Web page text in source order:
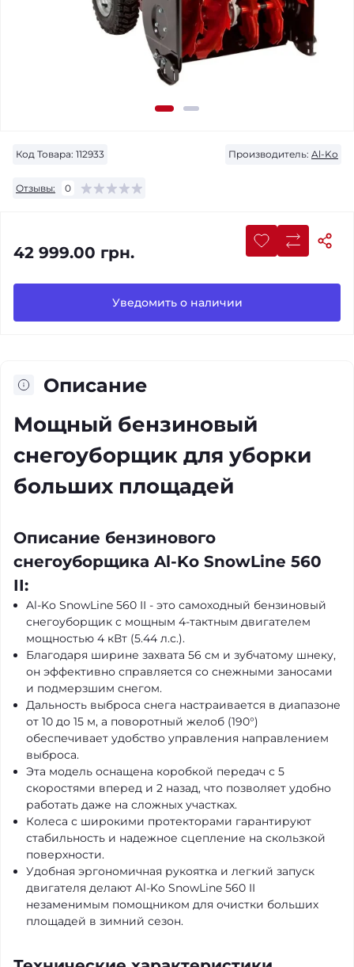
Код Товара: 112933 Производитель: Al-Ko
Отзывы: 0
42 999.00 грн.
Уведомить о наличии
Описание
Мощный бензиновый
снегоуборщик для уборки
больших площадей
Описание бензинового
снегоуборщика Al-Ko SnowLine 560
II:
Al-Ko SnowLine 560 II - это самоходный бензиновый
снегоуборщик с мощным 4-тактным двигателем
мощностью 4 кВт (5.44 л.с.).
Благодаря ширине захвата 56 см и зубчатому шнеку,
он эффективно справляется со снежными заносами
и подмерзшим снегом.
Дальность выброса снега настраивается в диапазоне
от 10 до 15 м, а поворотный желоб (190°)
обеспечивает удобство управления направлением
выброса.
Эта модель оснащена коробкой передач с 5
скоростями вперед и 2 назад, что позволяет удобно
работать даже на сложных участках.
Колеса с широкими протекторами гарантируют
стабильность и надежное сцепление на скользкой
поверхности.
Удобная эргономичная рукоятка и легкий запуск
двигателя делают Al-Ko SnowLine 560 II
незаменимым помощником для очистки больших
площадей в зимний сезон.